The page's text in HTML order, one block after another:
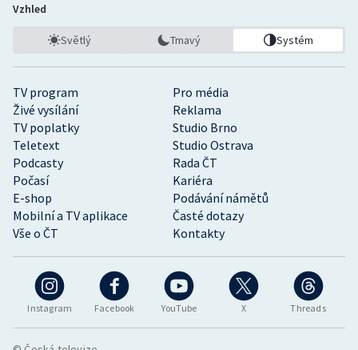
Instagram Facebook YouTube X Threads
TV program
Pro média
Živé vysílání
Reklama
TV poplatky
Studio Brno
Teletext
Studio Ostrava
Podcasty
Rada ČT
Počasí
Kariéra
E-shop
Podávání námětů
Mobilní a TV aplikace
Časté dotazy
Vše o ČT
Kontakty
Vzhled
Světlý Tmavý Systém